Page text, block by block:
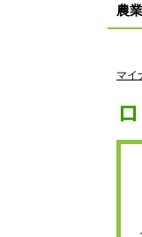
農
マイ